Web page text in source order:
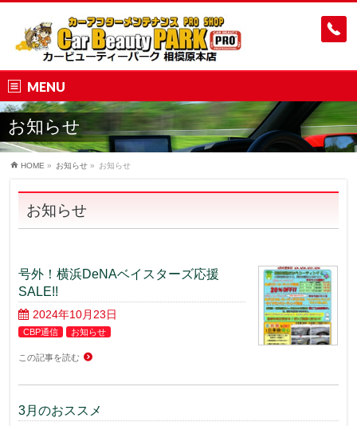
MENU
お知らせ
HOME » お知らせ » お知らせ
お知らせ
号外！横浜DeNAベイスターズ応援
SALE!!
2024年10月23日
CBP通信 お知らせ
この記事を読む
3月のおススメ